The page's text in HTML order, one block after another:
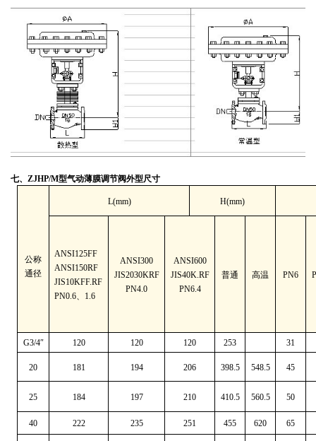
七、 ZJHP/M型气动薄膜调节阀外型尺寸
公称
通径
L(mm) H(mm)
ANSI125FF
ANSI150RF
JIS10KFF.RF
PN0.6、 1.6
ANSI300
JIS2030KRF
PN4.0
ANSI600
JIS40K.RF
PN6.4
普通 高温 PN6
G3/4″ 120 120 120 253 31
20 181 194 206 398.5 548.5 45
25 184 197 210 410.5 560.5 50
40 222 235 251 455 620 65